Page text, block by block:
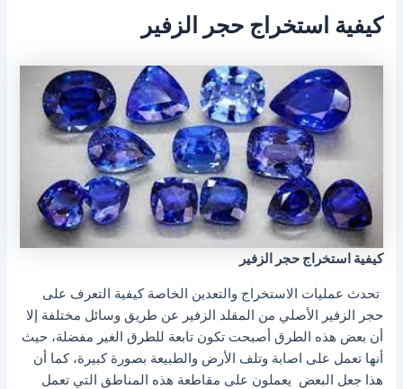
كيفية استخراج حجر الزفير
كيفية استخراج حجر الزفير
تحدث عمليات الاستخراج والتعدين الخاصة كيفية التعرف على
حجر الزفير الأصلي من المقلد الزفير عن طريق وسائل مختلفة إلا
أن بعض هذه الطرق أصبحت تكون تابعة للطرق الغير مفضلة، حيث
أنها تعمل على اصابة وتلف الأرض والطبيعة بصورة كبيرة، كما أن
هذا جعل البعض يعملون على مقاطعة هذه المناطق التي تعمل